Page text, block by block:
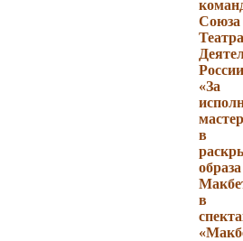
Союза
России
«За
в
образа
в